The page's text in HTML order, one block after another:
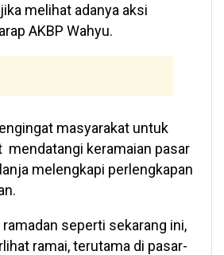
melihat adanya aksi
AKBP Wahyu.
masyarakat untuk
mendatangi keramaian pasar
melengkapi perlengkapan
ramadan seperti sekarang ini,
ramai, terutama di pasar-